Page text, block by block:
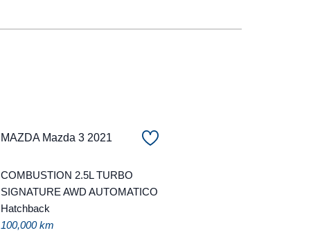
MAZDA Mazda 3 2021
COMBUSTION 2.5L TURBO
SIGNATURE AWD AUTOMATICO
Hatchback
100,000 km